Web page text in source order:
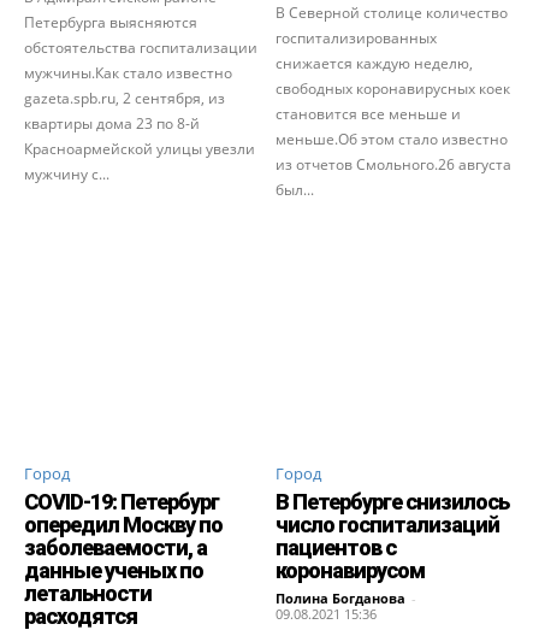
Петербурга выясняются
обстоятельства госпитализации
мужчины.Как стало известно
gazeta.spb.ru, 2 сентября, из
квартиры дома 23 по 8-й
Красноармейской улицы увезли
мужчину с...
В Северной столице количество
госпитализированных
снижается каждую неделю,
свободных коронавирусных коек
становится все меньше и
меньше.Об этом стало известно
из отчетов Смольного.26 августа
был...
Город
СOVID-19: Петербург
опередил Москву по
заболеваемости, а
данные ученых по
летальности
расходятся
Город
В Петербурге снизилось
число госпитализаций
пациентов с
коронавирусом
Полина Богданова -
09.08.2021 15:36